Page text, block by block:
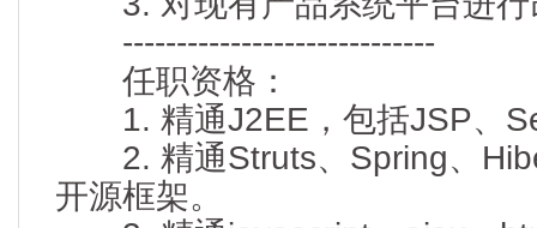
-----------------------------
任职资格：
1. 精通J2EE，包括JSP、
2. 精通Struts、Spring、
开源框架。